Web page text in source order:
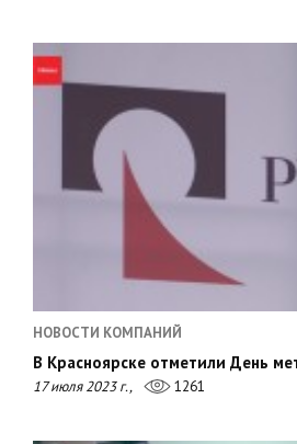
НОВОСТИ КОМПАНИЙ
В Красноярске отметили День
17 июля 2023 г., 1261